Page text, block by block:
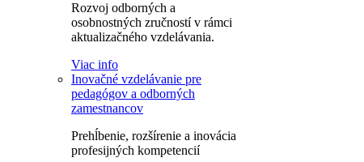
Rozvoj odborných a
osobnostných zručností v rámci
aktualizačného vzdelávania.
Viac info
Inovačné vzdelávanie pre
pedagógov a odborných
zamestnancov
Prehĺbenie, rozšírenie a inovácia
profesijných kompetencií